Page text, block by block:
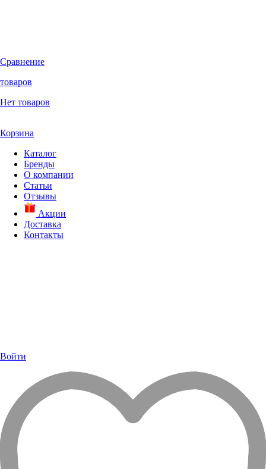
Сравнение
товаров
Нет товаров
Корзина
Каталог
Бренды
О компании
Статьи
Отзывы
Акции
Доставка
Контакты
Войти